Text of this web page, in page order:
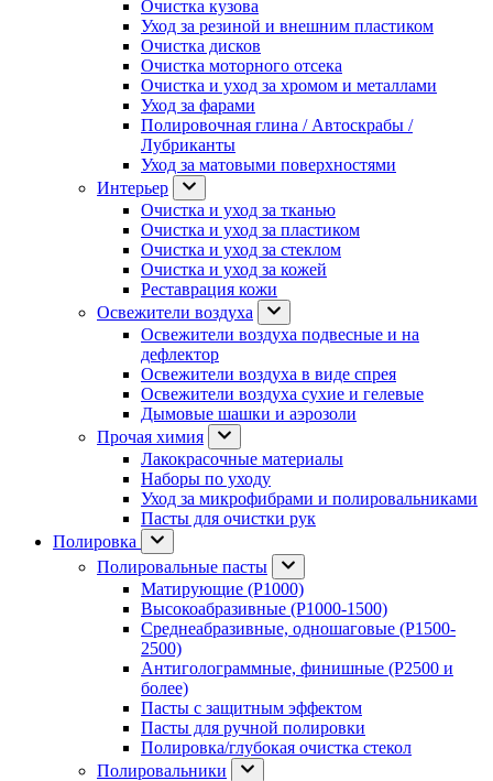
Очистка кузова
Уход за резиной и внешним пластиком
Очистка дисков
Очистка моторного отсека
Очистка и уход за хромом и металлами
Уход за фарами
Полировочная глина / Автоскрабы /
Лубриканты
Уход за матовыми поверхностями
Интерьер
Очистка и уход за тканью
Очистка и уход за пластиком
Очистка и уход за стеклом
Очистка и уход за кожей
Реставрация кожи
Освежители воздуха
Освежители воздуха подвесные и на
дефлектор
Освежители воздуха в виде спрея
Освежители воздуха сухие и гелевые
Дымовые шашки и аэрозоли
Прочая химия
Лакокрасочные материалы
Наборы по уходу
Уход за микрофибрами и полировальниками
Пасты для очистки рук
Полировка
Полировальные пасты
Матирующие (P1000)
Высокоабразивные (P1000-1500)
Среднеабразивные, одношаговые (P1500-
2500)
Антиголограммные, финишные (P2500 и
более)
Пасты с защитным эффектом
Пасты для ручной полировки
Полировка/глубокая очистка стекол
Полировальники